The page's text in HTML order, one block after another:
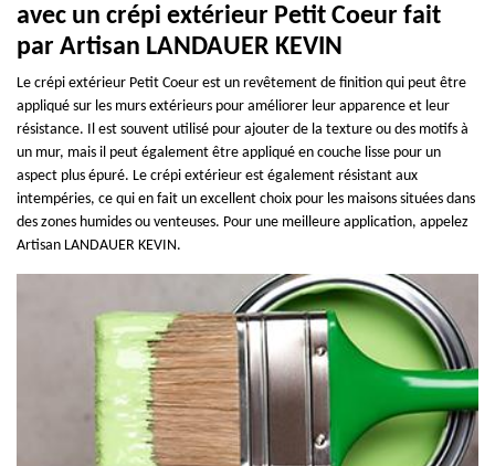
avec un crépi extérieur Petit Coeur fait
par Artisan LANDAUER KEVIN
Le crépi extérieur Petit Coeur est un revêtement de finition qui peut être
appliqué sur les murs extérieurs pour améliorer leur apparence et leur
résistance. Il est souvent utilisé pour ajouter de la texture ou des motifs à
un mur, mais il peut également être appliqué en couche lisse pour un
aspect plus épuré. Le crépi extérieur est également résistant aux
intempéries, ce qui en fait un excellent choix pour les maisons situées dans
des zones humides ou venteuses. Pour une meilleure application, appelez
Artisan LANDAUER KEVIN.